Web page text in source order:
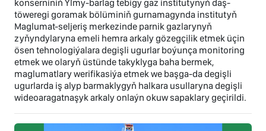
konserniniň Ylmy-barlag tebigy gaz institutynyň daş-
töweregi goramak bölüminiň gurnamagynda institutyň
Maglumat-seljeriş merkezinde parnik gazlarynyň
zyňyndylaryna emeli hemra arkaly gözegçilik etmek üçin
ösen tehnologiýalara degişli ugurlar boýunça monitoring
etmek we olaryň üstünde takyklyga baha bermek,
maglumatlary werifikasiýa etmek we başga-da degişli
ugurlarda iş alyp barmaklygyň halkara usullaryna degişli
wideoaragatnaşyk arkaly onlaýn okuw sapaklary geçirildi.